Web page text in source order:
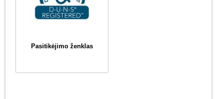
Pasitikėjimo ženklas